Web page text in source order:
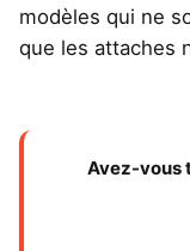
modèles qui ne
que les attaches
Avez-vous